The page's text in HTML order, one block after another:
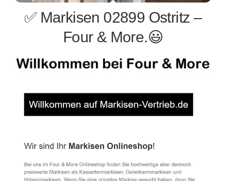
✅ Markisen 02899 Ostritz –
Four & More.😃